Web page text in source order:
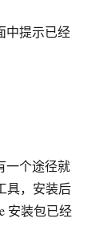
中提示已经
一个途径就
具，安装后
安装包已经